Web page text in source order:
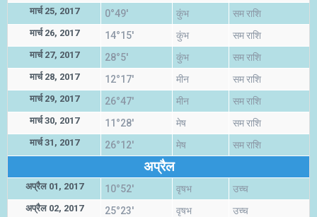
मार्च 25, 2017 0°49' कुंभ सम राशि
मार्च 26, 2017 14°15' कुंभ सम राशि
मार्च 27, 2017 28°5' कुंभ सम राशि
मार्च 28, 2017 12°17' मीन सम राशि
मार्च 29, 2017 26°47' मीन सम राशि
मार्च 30, 2017 11°28' मेष सम राशि
मार्च 31, 2017 26°12' मेष सम राशि
अप्रैल
अप्रैल 01, 2017 10°52' वृषभ उच्च
अप्रैल 02, 2017 25°23' वृषभ उच्च